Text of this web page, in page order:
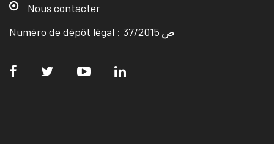
Nous contacter
Numéro de dépôt légal : ص 37/2015